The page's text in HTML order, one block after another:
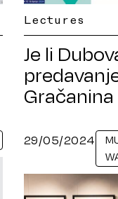
Lectures
Je li
Gračanina
29/05/2024